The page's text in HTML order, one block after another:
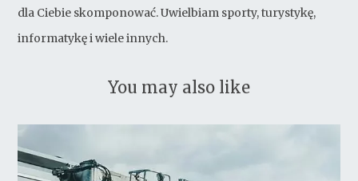
dla Ciebie skomponować. Uwielbiam sporty, turystykę,
informatykę i wiele innych.
You may also like